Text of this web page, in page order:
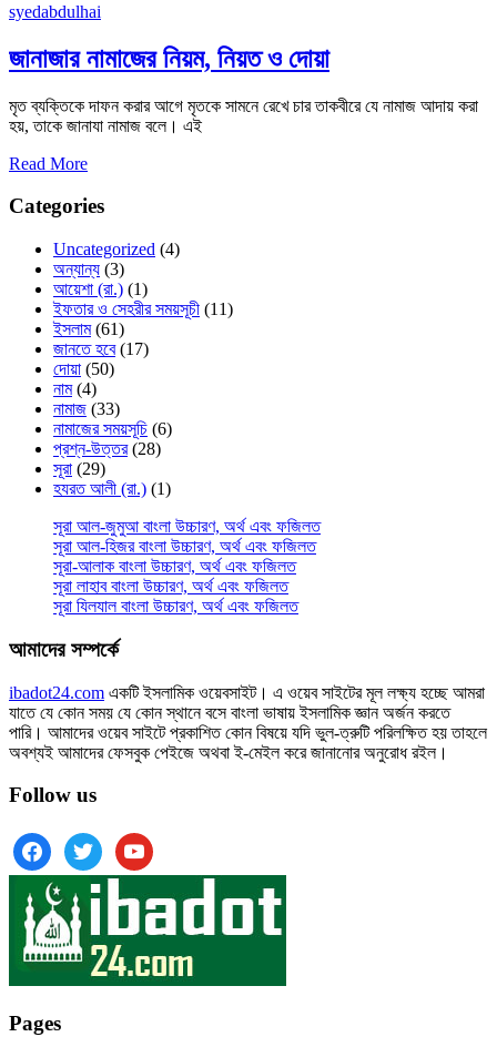
syedabdulhai
জানাজার নামাজের নিয়ম, নিয়ত ও দোয়া
মৃত ব্যক্তিকে দাফন করার আগে মৃতকে সামনে রেখে চার তাকবীরে যে নামাজ আদায় করা
হয়, তাকে জানাযা নামাজ বলে। এই
Read More
Categories
Uncategorized (4)
অন্যান্য (3)
আয়েশা (রা.) (1)
ইফতার ও সেহরীর সময়সূচী (11)
ইসলাম(61)
জানতে হবে(17)
দোয়া (50)
নাম(4)
নামাজ (33)
নামাজের সময়সূচি (6)
প্রশ্ন-উত্তর(28)
সূরা (29)
হযরত আলী (রা.) (1)
সূরা আল-জুমুআ বাংলা উচ্চারণ, অর্থ এবং ফজিলত
সূরা আল-হিজর বাংলা উচ্চারণ, অর্থ এবং ফজিলত
সূরা-আলাক বাংলা উচ্চারণ, অর্থ এবং ফজিলত
সূরা লাহাব‌‌‌ বাংলা উচ্চারণ, অর্থ এবং ফজিলত
সূরা যিলযাল বাংলা উচ্চারণ, অর্থ এবং ফজিলত
আমাদের সম্পর্কে
ibadot24.com একটি ইসলামিক ওয়েবসাইট। এ ওয়েব সাইটের মূল লক্ষ্য হচ্ছে আমরা
যাতে যে কোন সময় যে কোন স্থানে বসে বাংলা ভাষায় ইসলামিক জ্ঞান অর্জন করতে
পারি। আমাদের ওয়েব সাইটে প্রকাশিত কোন বিষয়ে যদি ভুল-ত্রুটি পরিলক্ষিত হয় তাহলে
অবশ্যই আমাদের ফেসবুক পেইজে অথবা ই-মেইল করে জানানোর অনুরোধ রইল।
Follow us
facebooktwitter youtube
Pages